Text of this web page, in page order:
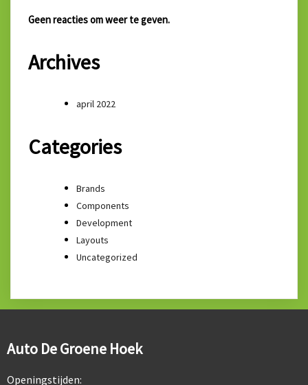
Geen reacties om weer te geven.
Archives
april 2022
Categories
Brands
Components
Development
Layouts
Uncategorized
Auto De Groene Hoek
Openingstijden: